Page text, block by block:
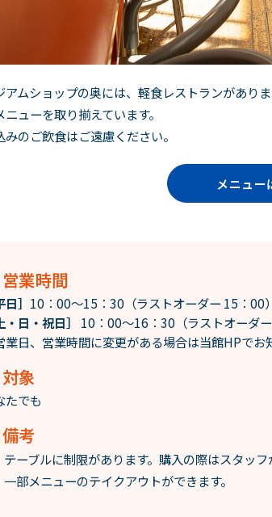
アムショップの奥には、軽食レストランがあり
ューを取り揃えています。
のご飲食はご遠慮ください。
メニュー
業時間
日］ 10：00～15：30（ラストオーダー 15：00）
・日・祝日］
10：00～16：30（ラストオーダー
業日、営業時間に変更がある場合は当館HPでお
象
たでも
考
テーブルに制限があります。購入の際はスタッフ
一部メニューのテイクアウトができます。